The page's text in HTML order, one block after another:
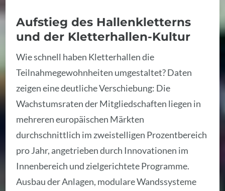
Aufstieg des Hallenkletterns
und der Kletterhallen-Kultur
Wie schnell haben Kletterhallen die
Teilnahmegewohnheiten umgestaltet? Daten
zeigen eine deutliche Verschiebung: Die
Wachstumsraten der Mitgliedschaften liegen in
mehreren europäischen Märkten
durchschnittlich im zweistelligen Prozentbereich
pro Jahr, angetrieben durch Innovationen im
Innenbereich und zielgerichtete Programme.
Ausbau der Anlagen, modulare Wandssysteme